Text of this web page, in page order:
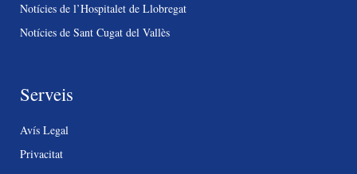
Notícies de l’Hospitalet de Llobregat
Notícies de Sant Cugat del Vallès
Serveis
Avís Legal
Privacitat